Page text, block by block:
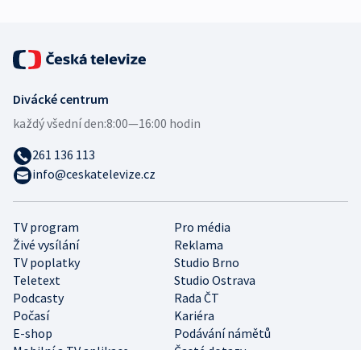
TV program
Pro média
Živé vysílání
Reklama
TV poplatky
Studio Brno
Teletext
Studio Ostrava
Podcasty
Rada ČT
Počasí
Kariéra
E-shop
Podávání námětů
Divácké centrum
každý všední den:8:00—16:00 hodin
261 136 113
info@ceskatelevize.cz